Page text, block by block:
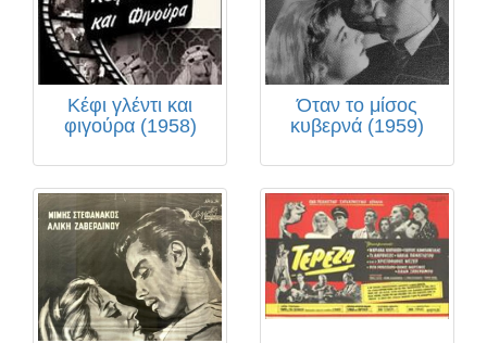
Κέφι γλέντι και
φιγούρα (1958)
Όταν το μίσος
κυβερνά (1959)